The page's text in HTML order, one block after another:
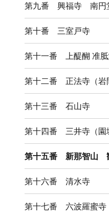
第九番 興福寺 南円
第十番 三室戸寺
第十一番 上醍醐 准
第十二番 正法寺（岩
第十三番 石山寺
第十四番 三井寺（園
第十五番 新那智山
第十六番 清水寺
第十七番 六波羅蜜寺